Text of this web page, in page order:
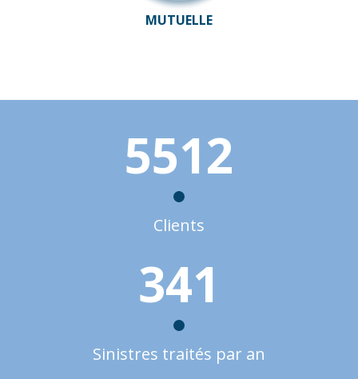
MUTUELLE
5512
Clients
341
Sinistres traités par an